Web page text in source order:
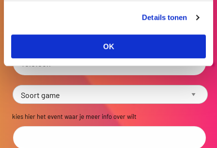
Details tonen
OK
kies hier het event waar je meer info over wilt